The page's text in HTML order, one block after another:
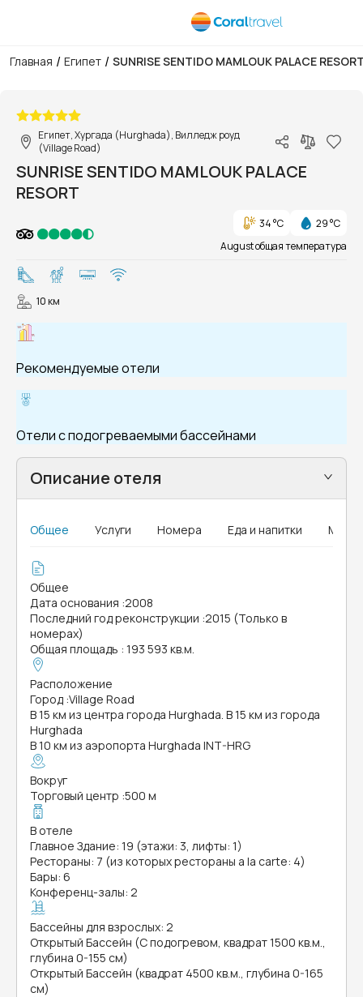
Главная / Египет / SUNRISE SENTIDO MAMLOUK PALACE
Египет, Хургада (Hurghada), Вилледж роуд
(Village Road)
SUNRISE SENTIDO MAMLOUK PALACE
RESORT
34 °C
29 °C
August общая температура
10 км
Рекомендуемые отели
Отели с подогреваемыми бассейнами
Описание отеля
Общее Услуги Номера Еда и напитки MICE
Общее
Дата основания :2008
Последний год реконструкции :2015 (Только в
номерах)
Общая площадь : 193 593 кв.м.
Расположение
Город :Village Road
В 15 км из центра города Hurghada. В 15 км из города
Hurghada
В 10 км из аэропорта Hurghada INT-HRG
Вокруг
Торговый центр :500 м
В отеле
Главное Здание: 19 (этажи: 3, лифты: 1)
Рестораны: 7 (из которых рестораны a la carte: 4)
Бары: 6
Конференц-залы: 2
Бассейны для взрослых: 2
Открытый Бассейн (С подогревом, квадрат 1500 кв.м.,
глубина 0-155 см)
Открытый Бассейн (квадрат 4500 кв.м., глубина 0-165
см)